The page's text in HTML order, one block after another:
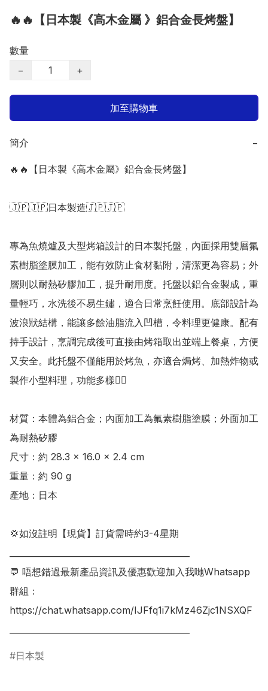
🔥🔥【日本製《高木金屬 》鋁合金長烤盤】
數量
−
+
加至購物車
簡介 −
🔥🔥【日本製《高木金屬》鋁合金長烤盤】
🇯🇵🇯🇵日本製造🇯🇵🇯🇵
專為魚燒爐及大型烤箱設計的日本製托盤，內面採用雙層氟
素樹脂塗膜加工，能有效防止食材黏附，清潔更為容易；外
層則以耐熱矽膠加工，提升耐用度。托盤以鋁合金製成，重
量輕巧，水洗後不易生鏽，適合日常烹飪使用。底部設計為
波浪狀結構，能讓多餘油脂流入凹槽，令料理更健康。配有
持手設計，烹調完成後可直接由烤箱取出並端上餐桌，方便
又安全。此托盤不僅能用於烤魚，亦適合焗烤、加熱炸物或
製作小型料理，功能多樣👍🏻
材質：本體為鋁合金；內面加工為氟素樹脂塗膜；外面加工
為耐熱矽膠
尺寸：約 28.3 × 16.0 × 2.4 cm
重量：約 90 g
產地：日本
💢如沒註明【現貨】訂貨需時約3-4星期
💬 唔想錯過最新產品資訊及優惠歡迎加入我哋Whatsapp
群組：
https://chat.whatsapp.com/IJFfq1i7kMz46Zjc1NSXQF
日本製